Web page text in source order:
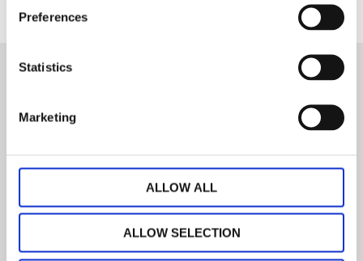
Preferences
Statistics
Marketing
ALLOW ALL
ALLOW SELECTION
PRENUMERERA
Dina personuppgifter behandlas i enlighet med vårintegritetspolicy.
Om Trendhuset